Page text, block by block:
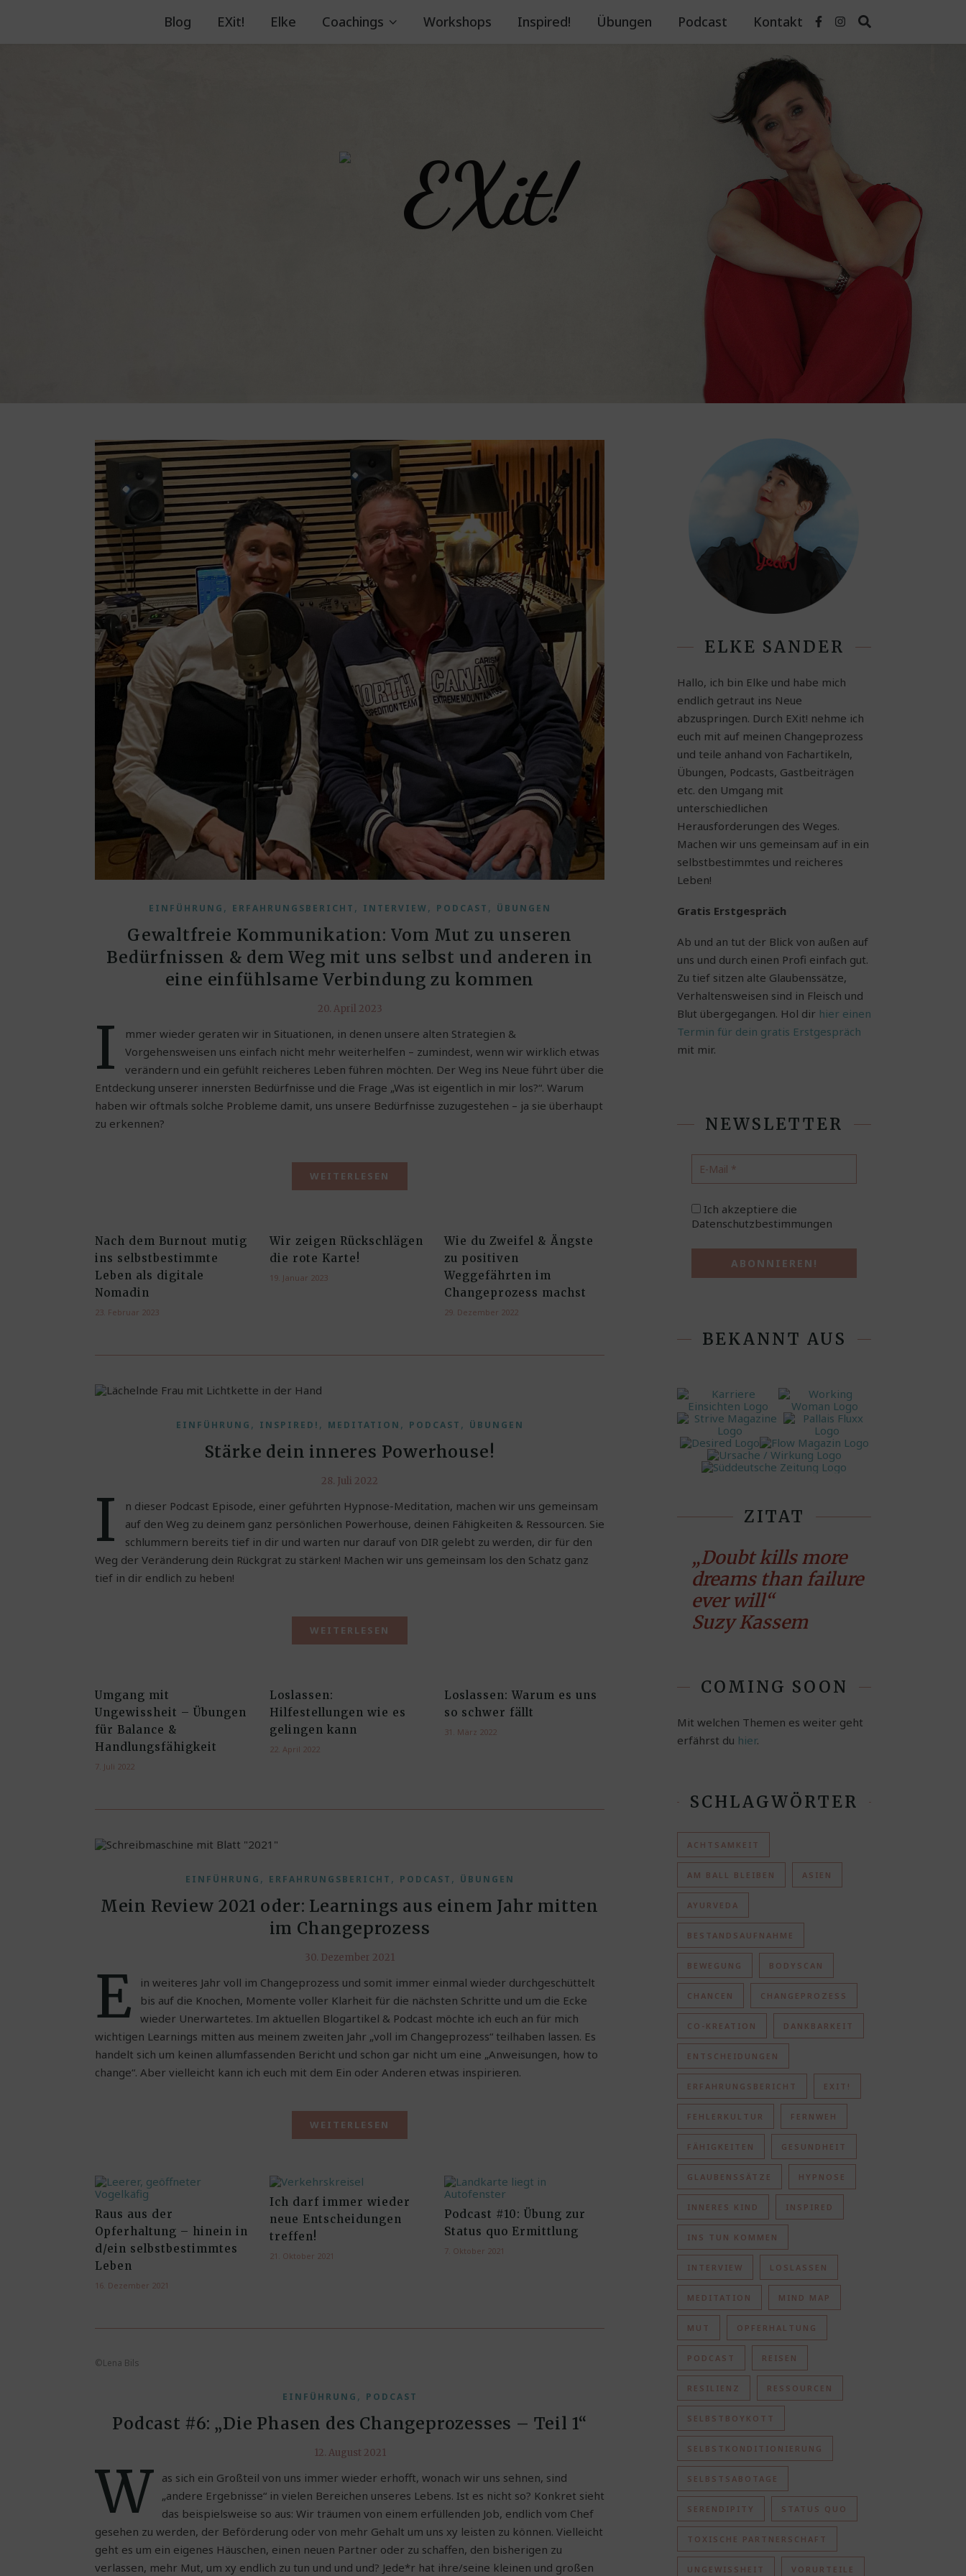
Blog EXit! Elke Coachings Workshops Inspired! Übungen Podcast Kontakt
EINFÜHRUNG , ERFAHRUNGSBERICHT , INTERVIEW , PODCAST , ÜBUNGEN
Gewaltfreie Kommunikation: Vom Mut zu unseren
Bedürfnissen & dem Weg mit uns selbst und anderen in
eine einfühlsame Verbindung zu kommen
20. April 2023
I
mmer wieder geraten wir in Situationen, in denen unsere alten Strategien &
Vorgehensweisen uns einfach nicht mehr weiterhelfen – zumindest, wenn wir wirklich etwas
verändern und ein gefühlt reicheres Leben führen möchten. Der Weg ins Neue führt über die
Entdeckung unserer innersten Bedürfnisse und die Frage „Was ist eigentlich in mir los?“. Warum
haben wir oftmals solche Probleme damit, uns unsere Bedürfnisse zuzugestehen – ja sie überhaupt
zu erkennen?
WEITERLESEN
Nach dem Burnout mutig
ins selbstbestimmte
Leben als digitale
Nomadin
23. Februar 2023
Wir zeigen Rückschlägen
die rote Karte!
19. Januar 2023
Wie du Zweifel & Ängste
zu positiven
Weggefährten im
Changeprozess machst
29. Dezember 2022
EINFÜHRUNG , INSPIRED! , MEDITATION , PODCAST , ÜBUNGEN
Stärke dein inneres Powerhouse!
28. Juli 2022
I
n dieser Podcast Episode, einer geführten Hypnose-Meditation, machen wir uns gemeinsam
auf den Weg zu deinem ganz persönlichen Powerhouse, deinen Fähigkeiten & Ressourcen. Sie
schlummern bereits tief in dir und warten nur darauf von DIR gelebt zu werden, dir für den
Weg der Veränderung dein Rückgrat zu stärken! Machen wir uns gemeinsam los den Schatz ganz
tief in dir endlich zu heben!
WEITERLESEN
Umgang mit
Ungewissheit – Übungen
für Balance &
Handlungsfähigkeit
7. Juli 2022
Loslassen:
Hilfestellungen wie es
gelingen kann
22. April 2022
Loslassen: Warum es uns
so schwer fällt
31. März 2022
EINFÜHRUNG , ERFAHRUNGSBERICHT , PODCAST , ÜBUNGEN
Mein Review 2021 oder: Learnings aus einem Jahr mitten
im Changeprozess
30. Dezember 2021
E
in weiteres Jahr voll im Changeprozess und somit immer einmal wieder durchgeschüttelt
bis auf die Knochen, Momente voller Klarheit für die nächsten Schritte und um die Ecke
wieder Unerwartetes. Im aktuellen Blogartikel & Podcast möchte ich euch an für mich
wichtigen Learnings mitten aus meinem zweiten Jahr „voll im Changeprozess“ teilhaben lassen. Es
handelt sich um keinen allumfassenden Bericht und schon gar nicht um eine „Anweisungen, how to
change“. Aber vielleicht kann ich euch mit dem Ein oder Anderen etwas inspirieren.
WEITERLESEN
Raus aus der
Opferhaltung – hinein in
d/ein selbstbestimmtes
Leben
16. Dezember 2021
Ich darf immer wieder
neue Entscheidungen
treffen!
21. Oktober 2021
Podcast #10: Übung zur
Status quo Ermittlung
7. Oktober 2021
©Lena Bils
EINFÜHRUNG , PODCAST
Podcast #6: „Die Phasen des Changeprozesses – Teil 1“
12. August 2021
W
as sich ein Großteil von uns immer wieder erhofft, wonach wir uns sehnen, sind
„andere Ergebnisse“ in vielen Bereichen unseres Lebens. Ist es nicht so? Konkret sieht
das beispielsweise so aus: Wir träumen von einem erfüllenden Job, endlich vom Chef
gesehen zu werden, der Beförderung oder von mehr Gehalt um uns xy leisten zu können. Vielleicht
geht es um ein eigenes Häuschen, einen neuen Partner oder zu schaffen, den bisherigen zu
verlassen, mehr Mut, um xy endlich zu tun und und und? Jede*r hat ihre/seine kleinen und großen
ELKE SANDER
Hallo, ich bin Elke und habe mich
endlich getraut ins Neue
abzuspringen. Durch EXit! nehme ich
euch mit auf meinen Changeprozess
und teile anhand von Fachartikeln,
Übungen, Podcasts, Gastbeiträgen
etc. den Umgang mit
unterschiedlichen
Herausforderungen des Weges.
Machen wir uns gemeinsam auf in ein
selbstbestimmtes und reicheres
Leben!
Gratis Erstgespräch
Ab und an tut der Blick von außen auf
uns und durch einen Profi einfach gut.
Zu tief sitzen alte Glaubenssätze,
Verhaltensweisen sind in Fleisch und
Blut übergegangen. Hol dir hier einen
Termin für dein gratis Erstgespräch
mit mir.
NEWSLETTER
Ich akzeptiere die
Datenschutzbestimmungen
BEKANNT AUS
ZITAT
„Doubt kills more
dreams than failure
ever will“
Suzy Kassem
COMING SOON
Mit welchen Themen es weiter geht
erfährst du hier.
SCHLAGWÖRTER
ACHTSAMKEIT
AM BALL BLEIBEN ASIEN
AYURVEDA
BESTANDSAUFNAHME
BEWEGUNG BODYSCAN
CHANCEN CHANGEPROZESS
CO-KREATION DANKBARKEIT
ENTSCHEIDUNGEN
ERFAHRUNGSBERICHT EXIT!
FEHLERKULTUR FERNWEH
FÄHIGKEITEN GESUNDHEIT
GLAUBENSSÄTZE HYPNOSE
INNERES KIND INSPIRED
INS TUN KOMMEN
INTERVIEW LOSLASSEN
MEDITATION MIND MAP
MUT OPFERHALTUNG
PODCAST REISEN
RESILIENZ RESSOURCEN
SELBSTBOYKOTT
SELBSTKONDITIONIERUNG
SELBSTSABOTAGE
SERENDIPITY STATUS QUO
TOXISCHE PARTNERSCHAFT
UNGEWISSHEIT VORURTEILE